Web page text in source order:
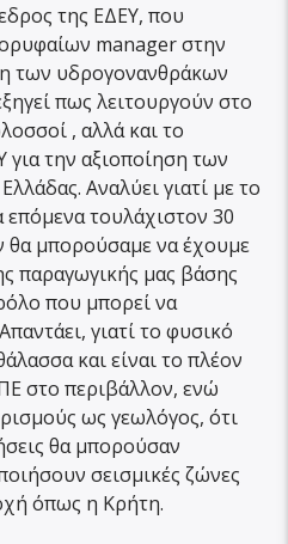
της ΕΔΕΥ, που
manager στην
των υδρογονανθράκων
πως λειτουργούν στο
, αλλά και το
για την αξιοποίηση των
Αναλύει γιατί με το
επόμενα τουλάχιστον 30
θα μπορούσαμε να έχουμε
παραγωγικής μας βάσης
που μπορεί να
γιατί το φυσικό
και είναι το πλέον
στο περιβάλλον, ενώ
ως γεωλόγος, ότι
θα μπορούσαν
σεισμικές ζώνες
όπως η Κρήτη.